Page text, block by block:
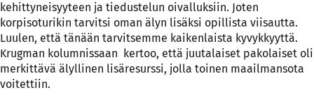
kehittyneisyyteen ja tiedustelun oivalluksiin. Joten
korpisoturikin tarvitsi oman älyn lisäksi opillista viisautta.
Luulen, että tänään tarvitsemme kaikenlaista kyvykkyyttä.
Krugman kolumnissaan kertoo, että juutalaiset pakolaiset oli
merkittävä älyllinen lisäresurssi, jolla toinen maailmansota
voitettiin.